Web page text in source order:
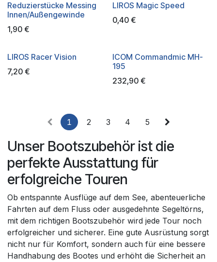
Reduzierstücke Messing
Innen/Außengewinde
1,90 €
LIROS Magic Speed
0,40€
LIROS Racer Vision
7,20 €
ICOM Commandmic MH-
195
232,90€
1 2 3 4 5
Unser Bootszubehör ist die
perfekte Ausstattung für
erfolgreiche Touren
Ob entspannte Ausflüge auf dem See, abenteuerliche
Fahrten auf dem Fluss oder ausgedehnte Segeltörns,
mit dem richtigen Bootszubehör wird jede Tour noch
erfolgreicher und sicherer. Eine gute Ausrüstung sorgt
nicht nur für Komfort, sondern auch für eine bessere
Handhabung des Bootes und erhöht die Sicherheit an